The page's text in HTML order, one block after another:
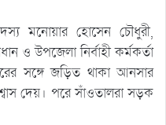
মনোয়ার হোসেন চৌধুরী,
ও উপজেলা নির্বাহী কর্মকর্তা
সঙ্গে জড়িত থাকা আনসার
দেয়। পরে সাঁওতালরা সড়ক